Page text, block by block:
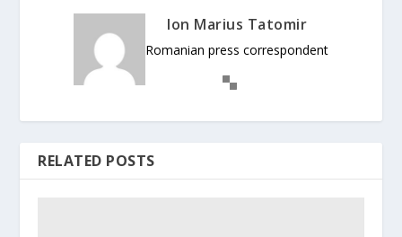
Ion Marius Tatomir
Romanian press correspondent
RELATED POSTS